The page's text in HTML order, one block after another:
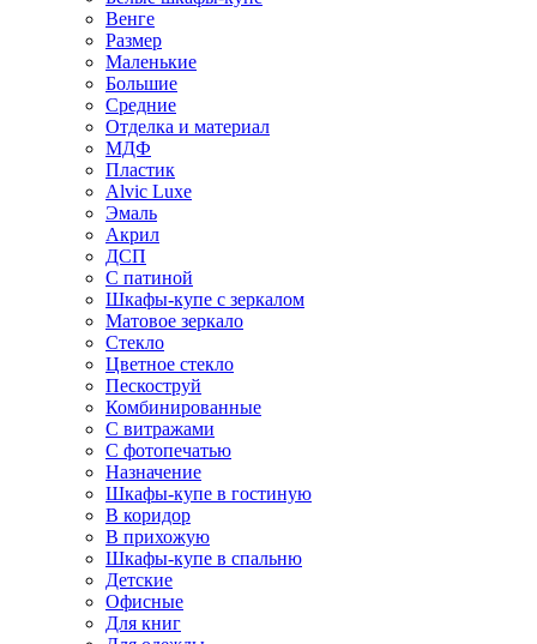
Венге
Размер
Маленькие
Большие
Средние
Отделка и материал
МДФ
Пластик
Alvic Luxe
Эмаль
Акрил
ДСП
С патиной
Шкафы-купе с зеркалом
Матовое зеркало
Стекло
Цветное стекло
Пескоструй
Комбинированные
С витражами
С фотопечатью
Назначение
Шкафы-купе в гостиную
В коридор
В прихожую
Шкафы-купе в спальню
Детские
Офисные
Для книг